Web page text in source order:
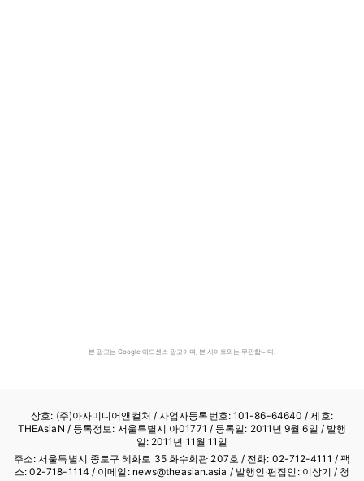
본 광고는 Google 애드센스 광고이며, 본 사이트와는 무관합니다.
상호: (주)아자미디어앤컬처 /사업자등록번호: 101-86-64640 / 제호:
THEAsiaN / 등록정보: 서울특별시 아01771 / 등록일: 2011년 9월 6일 / 발행
일: 2011년 11월 11일
주소: 서울특별시 종로구 혜화로 35 화수회관 207호 / 전화: 02-712-4111 / 팩
스: 02-718-1114 / 이메일: news@theasian.asia / 발행인·편집인: 이상기 / 청